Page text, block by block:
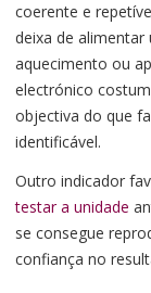
coerente e
deixa de alimentar
aquecimento ou
electrónico
objectiva do que
identificável.
Outro indicador
testar a unidade
se consegue
confiança no